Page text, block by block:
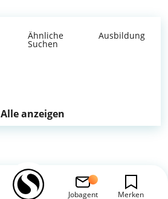
Jobagent Merken
Ähnliche
Suchen
Ausbildung
Alle anzeigen